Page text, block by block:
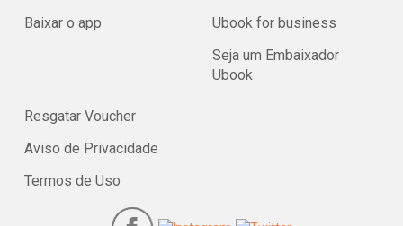
Baixar o app
Ubook for business
Seja um Embaixador
Ubook
Resgatar Voucher
Aviso de Privacidade
Termos de Uso